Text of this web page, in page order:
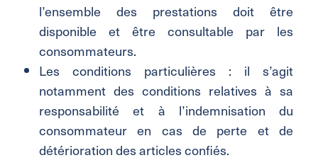
l’ensemble des prestations doit être
disponible et être consultable par les
consommateurs.
Les conditions particulières : il s’agit
notamment des conditions relatives à sa
responsabilité et à l’indemnisation du
consommateur en cas de perte et de
détérioration des articles confiés.